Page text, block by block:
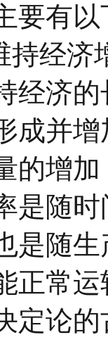
要有
持经
经济
成并
的增
是随
是随
正常
定论